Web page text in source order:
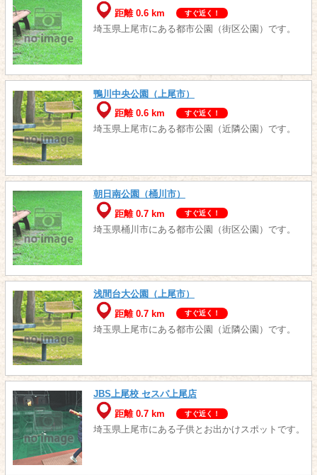
距離 0.6 km
すぐ近く！
埼玉県上尾市にある都市公園（街区公園）です。
鴨川中央公園（上尾市）
距離 0.6 km
すぐ近く！
埼玉県上尾市にある都市公園（近隣公園）です。
朝日南公園（桶川市）
距離 0.7 km
すぐ近く！
埼玉県桶川市にある都市公園（街区公園）です。
浅間台大公園（上尾市）
距離 0.7 km
すぐ近く！
埼玉県上尾市にある都市公園（近隣公園）です。
JBS上尾校 セスパ上尾店
距離 0.7 km
すぐ近く！
埼玉県上尾市にある子供とお出かけスポットです。